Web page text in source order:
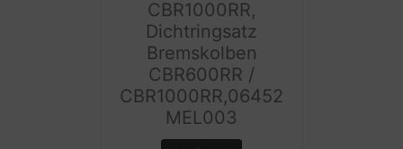
CBR1000RR,
Dichtringsatz
Bremskolben
CBR600RR /
CBR1000RR,06452
MEL003